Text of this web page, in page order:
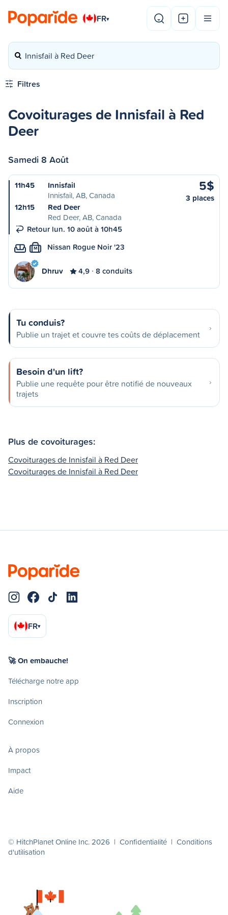
FR▾
Innisfail à Red Deer
Filtres
Covoiturages de Innisfail à Red
Deer
Samedi 8 Août
11h45
Innisfail
Innisfail, AB, Canada
12h15
Red Deer
Red Deer, AB, Canada
Retour lun. 10 août à 10h45
5$
3 places
M Nissan Rogue Noir '23
Dhruv 4,9 8 conduits
Tu conduis?
Publie un trajet et couvre tes coûts de déplacement
Besoin d'un lift?
Publie une requête pour être notifié de nouveaux
trajets
Plus de covoiturages:
Covoiturages de Innisfail à Red Deer
Covoiturages de Innisfail à Red Deer
FR▾
🚀 On embauche!
Télécharge notre app
Inscription
Connexion
À propos
Impact
Aide
© HitchPlanet Online Inc. 2026 | Confidentialité | Conditions
d'utilisation